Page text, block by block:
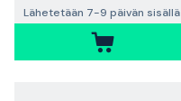
Lähetetään 7-9 päivän sisällä